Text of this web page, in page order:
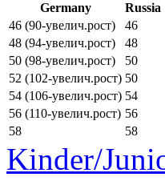
Germany
Russia
46 (90-увелич.рост)
46
48 (94-увелич.рост)
48
50 (98-увелич.рост)
50
52 (102-увелич.рост) 50
54 (106-увелич.рост) 54
56 (110-увелич.рост) 56
58
58
Kinder/